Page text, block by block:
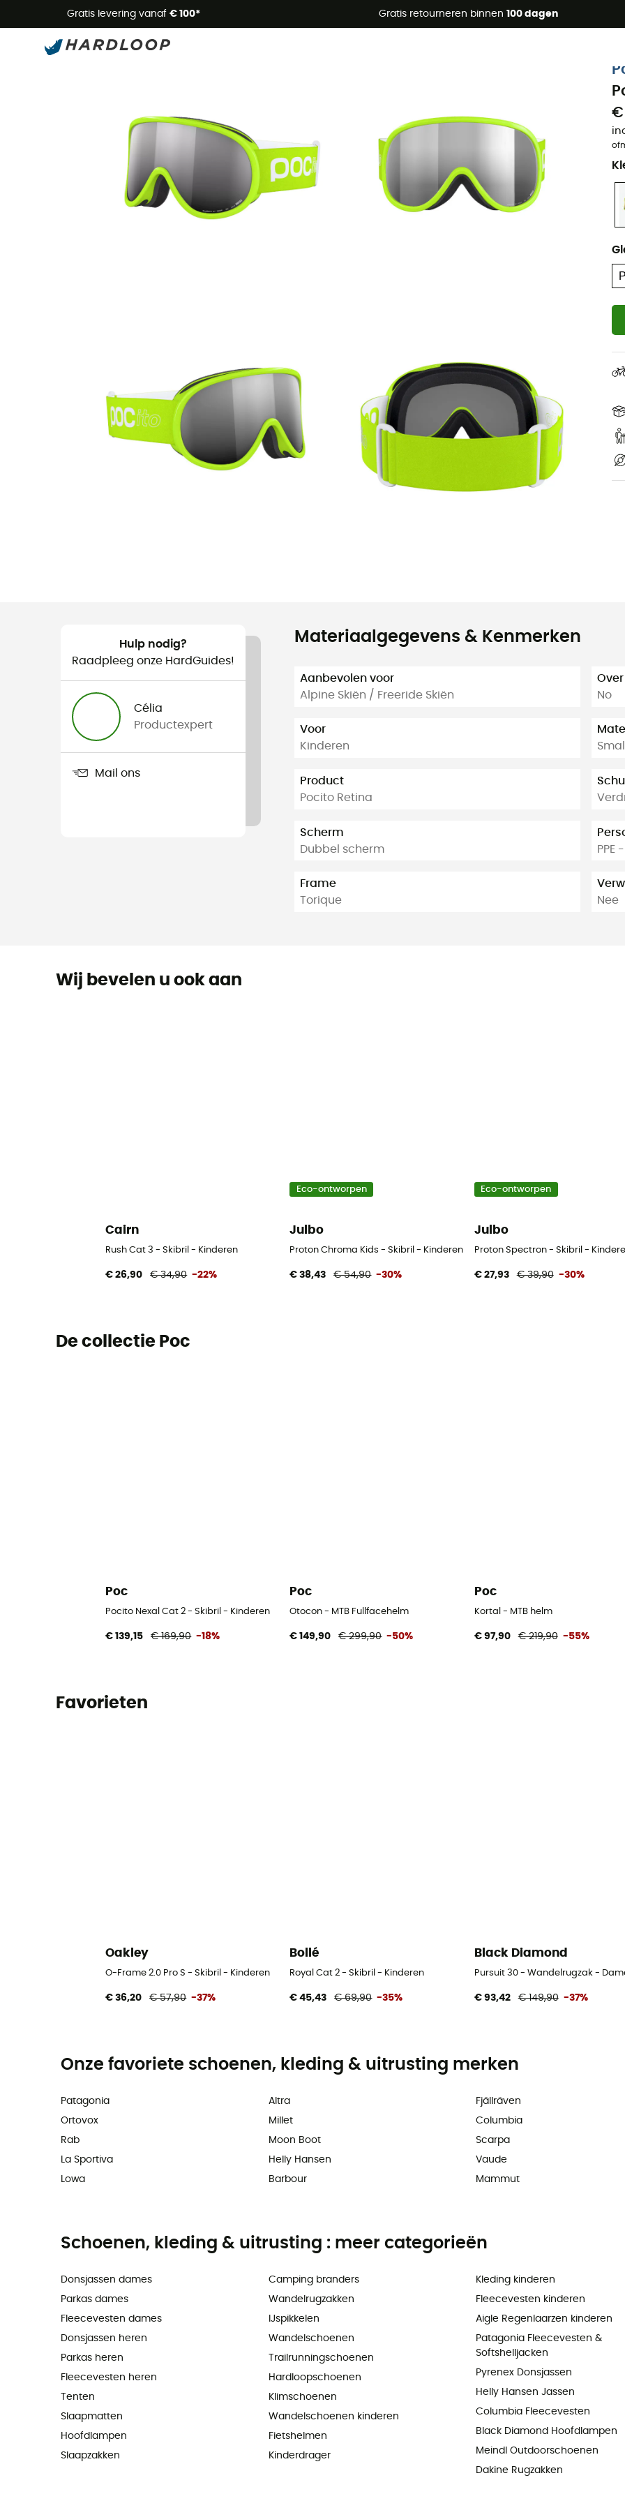
Gratis levering vanaf € 100* Gratis retourneren binnen 100 dagen
Zomeraanbiedingen 🔥 -5% EXTRA vanaf 2 producten* met code
€
of
Hulp nodig?
Raadpleeg onze HardGuides!
Célia
Productexpert
Mail ons
Materiaalgegevens & Kenmerken
Aanbevolen voor
Alpine Skiën / Freeride Skiën
Voor
Kinderen
Product
Pocito Retina
Scherm
Dubbel scherm
Frame
Torique
No
PPE
Nee
Wij bevelen u ook aan
Cairn
Rush Cat 3 - Skibril - Kinderen
€ 26,90 € 34,90 -22%
Eco-ontworpen
Julbo
Proton Chroma Kids - Skibril - Kinderen
€ 38,43 € 54,90 -30%
Eco-ontworpen
Julbo
Proton Spectron - Skibril -
€ 27,93 € 39,90 -30%
De collectie Poc
Poc
Pocito Nexal Cat 2 - Skibril - Kinderen
€ 139,15 € 169,90 -18%
Poc
Otocon - MTB Fullfacehelm
€ 149,90 € 299,90 -50%
Poc
Kortal - MTB helm
€ 97,90 € 219,90 -55%
Favorieten
Oakley
O-Frame 2.0 Pro S - Skibril - Kinderen
€ 36,20 € 57,90 -37%
Bollé
Royal Cat 2 - Skibril - Kinderen
€ 45,43 € 69,90 -35%
Black Diamond
Pursuit 30 - Wandelrugzak -
€ 93,42 € 149,90 -37%
Onze favoriete schoenen, kleding & uitrusting merken
Patagonia
Ortovox
Rab
La Sportiva
Lowa
Altra
Millet
Moon Boot
Helly Hansen
Barbour
Fjällräven
Columbia
Scarpa
Vaude
Mammut
Schoenen, kleding & uitrusting : meer categorieën
Donsjassen dames
Parkas dames
Fleecevesten dames
Donsjassen heren
Parkas heren
Fleecevesten heren
Tenten
Slaapmatten
Hoofdlampen
Slaapzakken
Camping branders
Wandelrugzakken
IJspikkelen
Wandelschoenen
Trailrunningschoenen
Hardloopschoenen
Klimschoenen
Wandelschoenen kinderen
Fietshelmen
Kinderdrager
Kleding kinderen
Fleecevesten kinderen
Aigle Regenlaarzen kinderen
Patagonia Fleecevesten &
Softshelljacken
Pyrenex Donsjassen
Helly Hansen Jassen
Columbia Fleecevesten
Black Diamond Hoofdlampen
Meindl Outdoorschoenen
Dakine Rugzakken